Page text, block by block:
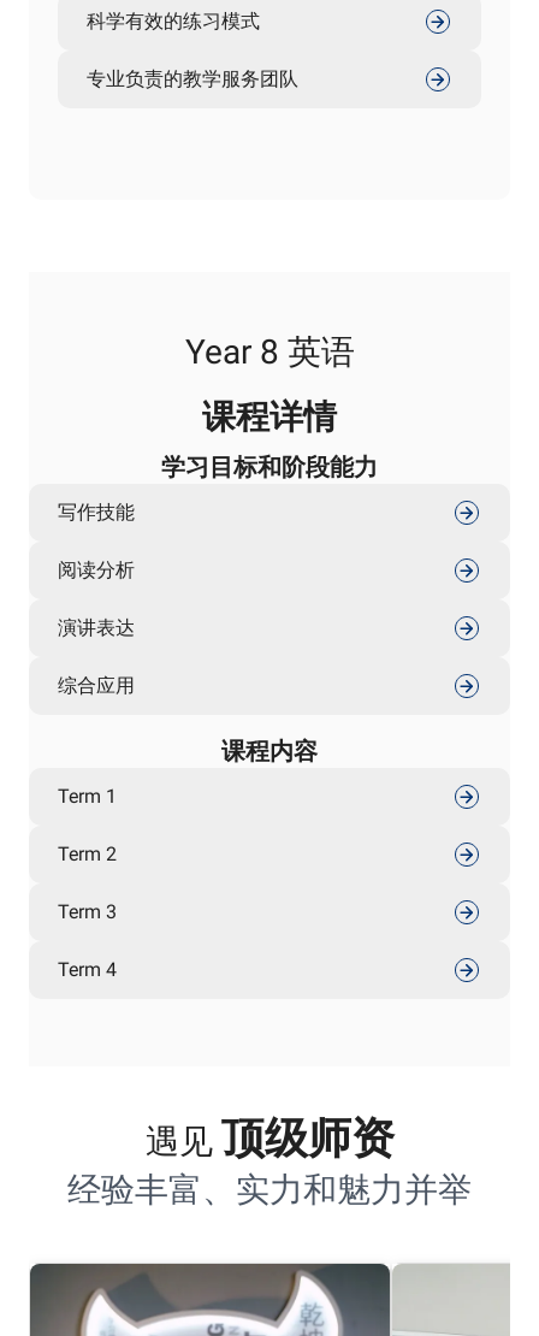
科学有效的练习模式
专业负责的教学服务团队
Year 8 英语
课程详情
学习目标和阶段能力
写作技能
阅读分析
演讲表达
综合应用
课程内容
Term 1
Term 2
Term 3
Term 4
遇见 顶级师资
经验丰富、实力和魅力并举